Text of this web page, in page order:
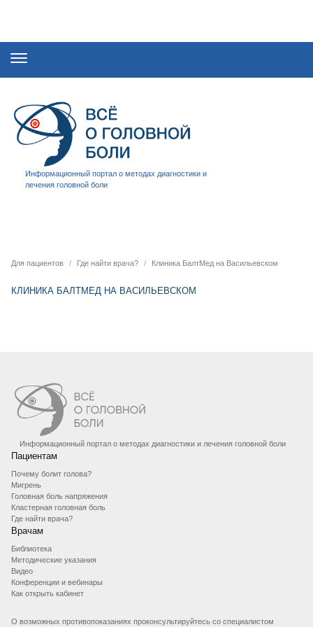
Информационный портал о методах диагностики и
лечения головной боли
Для пациентов Где найти врача? Клиника БалтМед на Васильевском
КЛИНИКА БАЛТМЕД НА ВАСИЛЬЕВСКОМ
Информационный портал о методах диагностики и лечения головной боли
Пациентам
Почему болит голова?
Мигрень
Головная боль напряжения
Кластерная головная боль
Где найти врача?
Врачам
Библиотека
Методические указания
Видео
Конференции и вебинары
Как открыть кабинет
О возможных противопоказаниях проконсультируйтесь со специалистом